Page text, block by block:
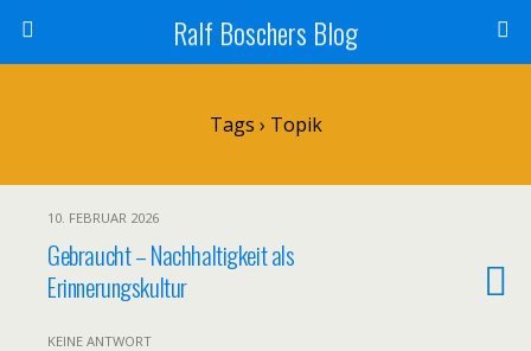
Ralf Boschers Blog
Tags › Topik
10. FEBRUAR 2026
Gebraucht – Nachhaltigkeit als
Erinnerungskultur
KEINE ANTWORT